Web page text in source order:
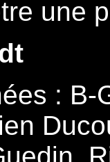
une
: B-